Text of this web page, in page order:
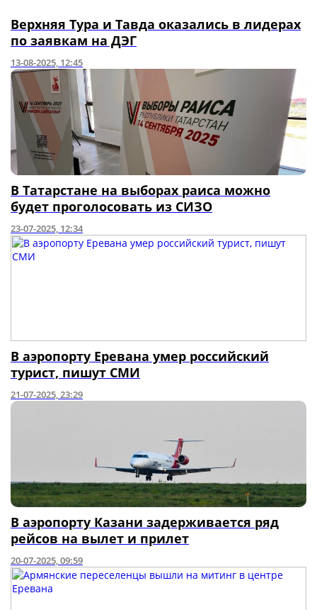
Верхняя Тура и Тавда оказались в лидерах
по заявкам на ДЭГ
13-08-2025, 12:45
В Татарстане на выборах раиса можно
будет проголосовать из СИЗО
23-07-2025, 12:34
В аэропорту Еревана умер российский
турист, пишут СМИ
21-07-2025, 23:29
В аэропорту Казани задерживается ряд
рейсов на вылет и прилет
20-07-2025, 09:59